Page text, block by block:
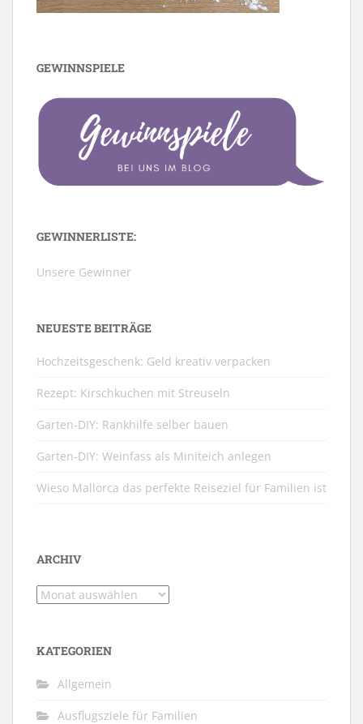
GEWINNSPIELE
GEWINNERLISTE:
Unsere Gewinner
NEUESTE BEITRÄGE
Hochzeitsgeschenk: Geld kreativ verpacken
Rezept: Kirschkuchen mit Streuseln
Garten-DIY: Rankhilfe selber bauen
Garten-DIY: Weinfass als Miniteich anlegen
Wieso Mallorca das perfekte Reiseziel für Familien ist
ARCHIV
Archiv
KATEGORIEN
Allgemein
Ausflugsziele für Familien